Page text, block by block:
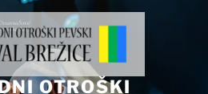
OTROŠKI